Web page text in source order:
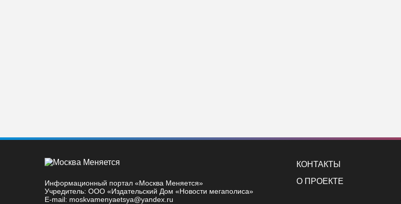
Информационный портал «Москва Меняется»
Учредитель: ООО «Издательский Дом «Новости мегаполиса»
E-mail: moskvamenyaetsya@yandex.ru
КОНТАКТЫ
О ПРОЕКТЕ